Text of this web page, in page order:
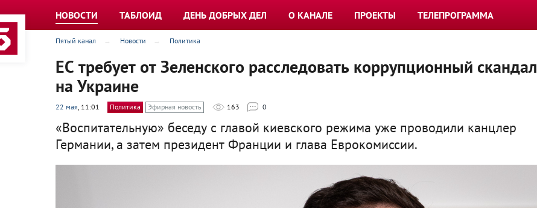
НОВОСТИ ТАБЛОИД ДЕНЬ ДОБРЫХ ДЕЛ О КАНАЛЕ ПРОЕКТЫ ТЕЛЕПРОГРАММА
Пятый канал Новости Политика
ЕС требует от Зеленского расследовать коррупционный скандал
на Украине
22 мая, 11:01 Политика Эфирная новость 163 0
«Воспитательную» беседу с главой киевского режима уже проводили канцлер
Германии, а затем президент Франции и глава Еврокомиссии.